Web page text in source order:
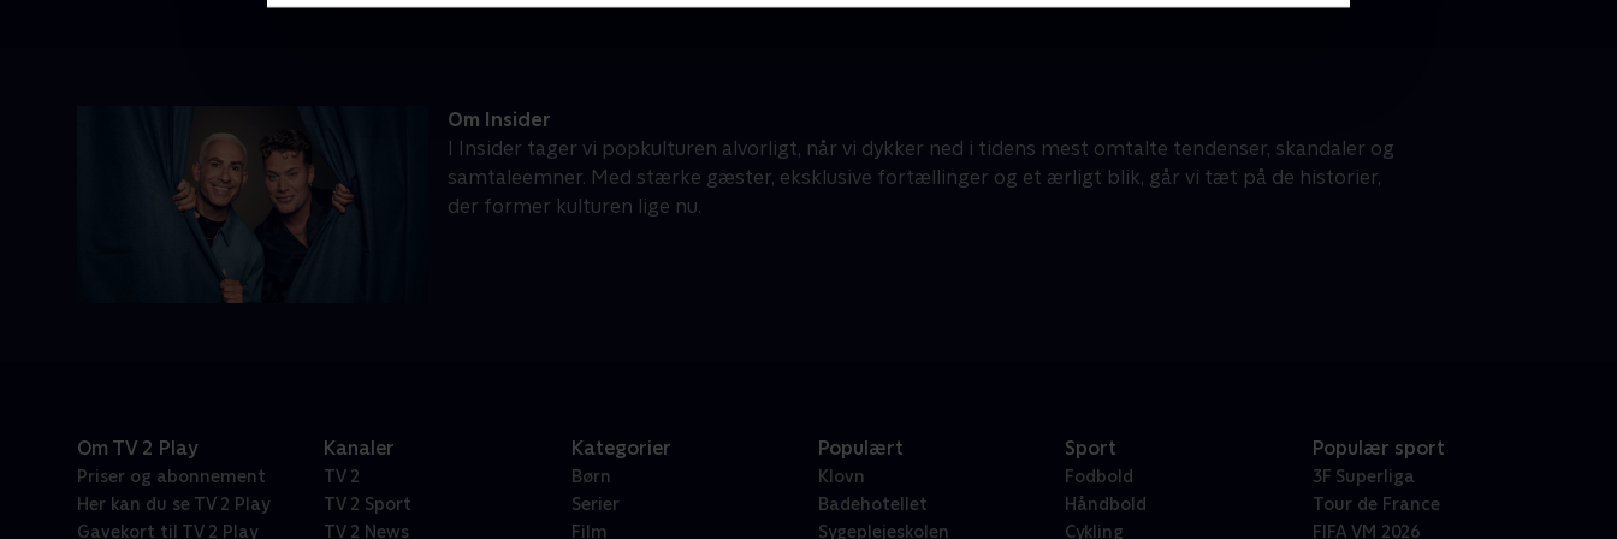
Om Insider
I Insider tager vi popkulturen alvorligt, når vi dykker ned i tidens mest omtalte tendenser, skandaler og
samtaleemner. Med stærke gæster, eksklusive fortællinger og et ærligt blik, går vi tæt på de historier,
der former kulturen lige nu.
Om TV 2 Play
Priser og abonnement
Her kan du se TV 2 Play
Gavekort til TV 2 Play
Kanaler
TV 2
TV 2 Sport
TV 2 News
Kategorier
Børn
Serier
Film
Populært
Klovn
Badehotellet
Sygeplejeskolen
Sport
Fodbold
Håndbold
Cykling
Populær sport
3F Superliga
Tour de France
FIFA VM 2026